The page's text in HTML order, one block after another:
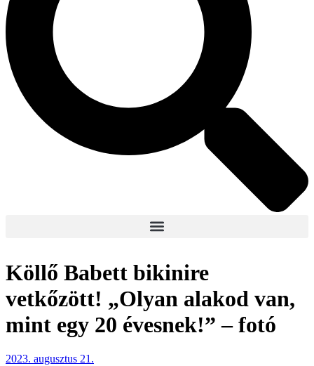
Köllő Babett bikinire
vetkőzött! „Olyan alakod van,
mint egy 20 évesnek!” – fotó
2023. augusztus 21.